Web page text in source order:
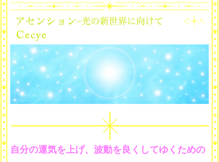
自分の運気を上げ、波動を良くしてゆくための